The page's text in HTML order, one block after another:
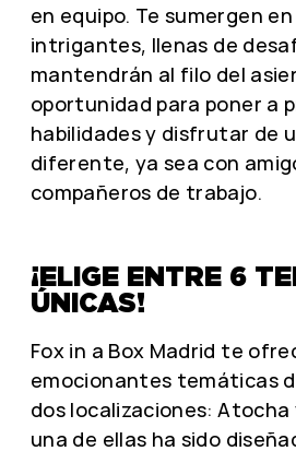
en equipo. Te sumergen
intrigantes, llenas de
mantendrán al filo del
oportunidad para poner a
habilidades y disfrutar de
diferente, ya sea con
compañeros de trabajo.
¡ELIGE ENTRE 6
ÚNICAS!
Fox in a Box Madrid te
emocionantes temáticas
dos localizaciones: Atocha
una de ellas ha sido